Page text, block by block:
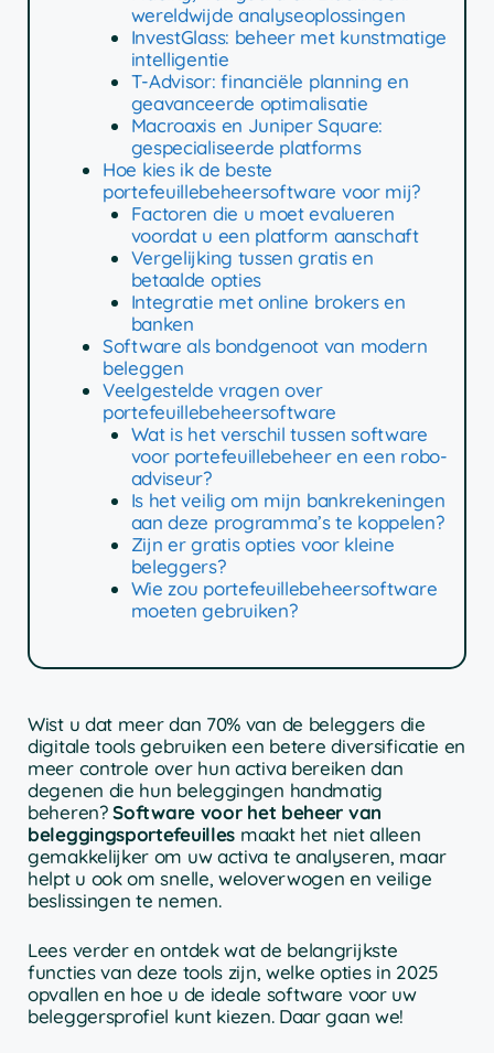
wereldwijde analyseoplossingen
InvestGlass: beheer met kunstmatige
intelligentie
T-Advisor: financiële planning en
geavanceerde optimalisatie
Macroaxis en Juniper Square:
gespecialiseerde platforms
Hoe kies ik de beste
portefeuillebeheersoftware voor mij?
Factoren die u moet evalueren
voordat u een platform aanschaft
Vergelijking tussen gratis en
betaalde opties
Integratie met online brokers en
banken
Software als bondgenoot van modern
beleggen
Veelgestelde vragen over
portefeuillebeheersoftware
Wat is het verschil tussen software
voor portefeuillebeheer en een robo-
adviseur?
Is het veilig om mijn bankrekeningen
aan deze programma’s te koppelen?
Zijn er gratis opties voor kleine
beleggers?
Wie zou portefeuillebeheersoftware
moeten gebruiken?
Wist u dat meer dan 70% van de beleggers die
digitale tools gebruiken een betere diversificatie en
meer controle over hun activa bereiken dan
degenen die hun beleggingen handmatig
beheren?Software voor het beheer van
beleggingsportefeuilles maakt het niet alleen
gemakkelijker om uw activa te analyseren, maar
helpt u ook om snelle, weloverwogen en veilige
beslissingen te nemen.
Lees verder en ontdek wat de belangrijkste
functies van deze tools zijn, welke opties in 2025
opvallen en hoe u de ideale software voor uw
beleggersprofiel kunt kiezen. Daar gaan we!